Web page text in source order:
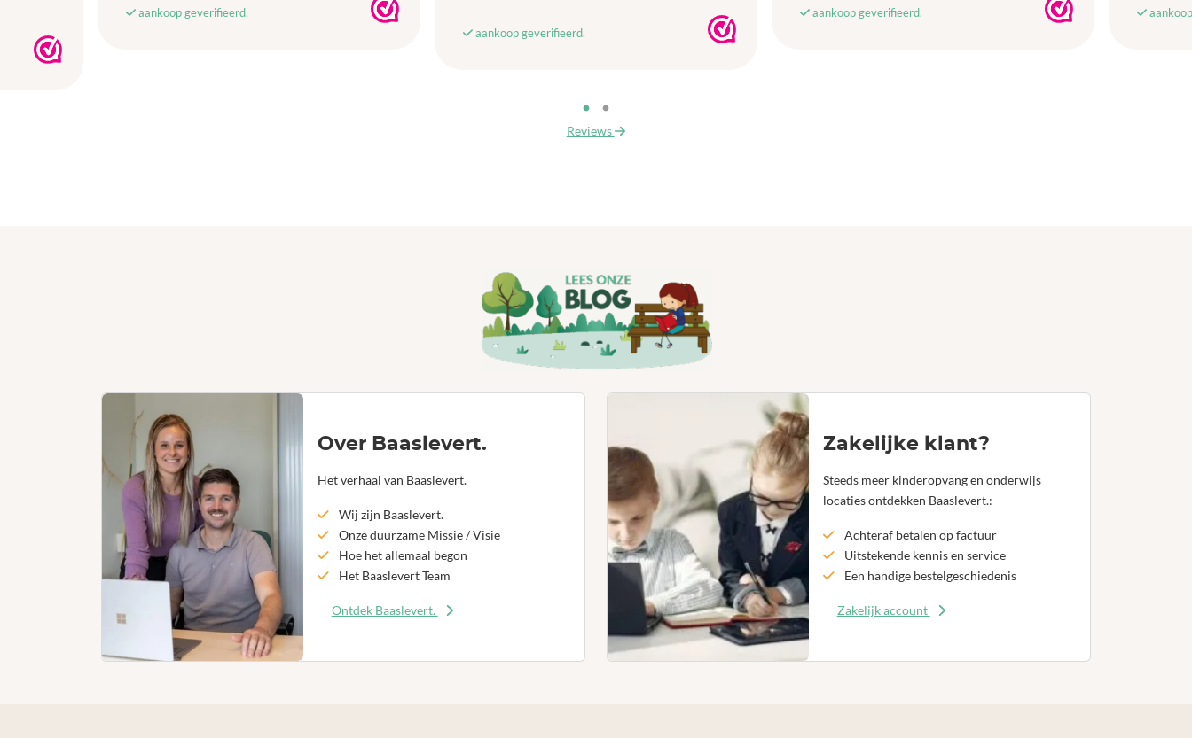
aankoop geverifieerd.
aankoop geverifieerd.
aankoop geverifieerd.
Reviews
Over Baaslevert.
Het verhaal van Baaslevert.
Wij zijn Baaslevert.
Onze duurzame Missie / Visie
Hoe het allemaal begon
Het Baaslevert Team
Ontdek Baaslevert.
Zakelijke klant?
Steeds meer kinderopvang en onderwijs
locaties ontdekken Baaslevert.:
Achteraf betalen op factuur
Uitstekende kennis en service
Een handige bestelgeschiedenis
Zakelijk account